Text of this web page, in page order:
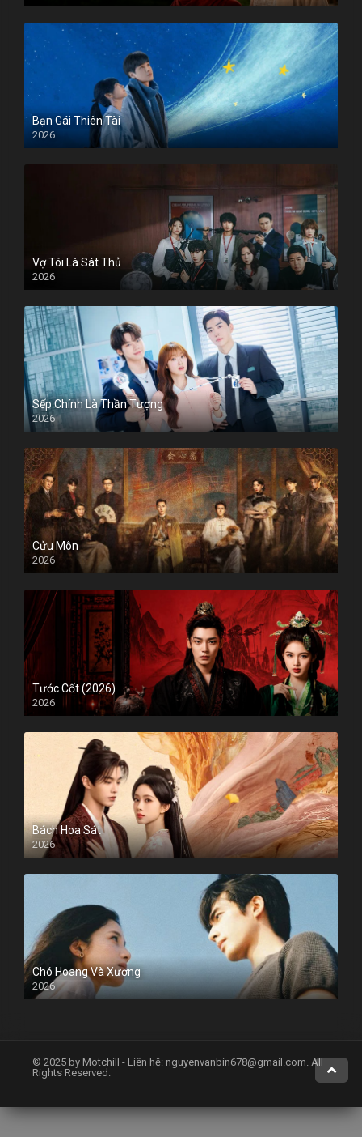
Bạn Gái Thiên Tài
2026
Vợ Tôi Là Sát Thủ
2026
Sếp Chính Là Thần Tượng
2026
Cửu Môn
2026
Tước Cốt (2026)
2026
Bách Hoa Sát
2026
Chó Hoang Và Xương
2026
© 2025 by Motchill - Liên hệ: nguyenvanbin678@gmail.com . All
Rights Reserved.